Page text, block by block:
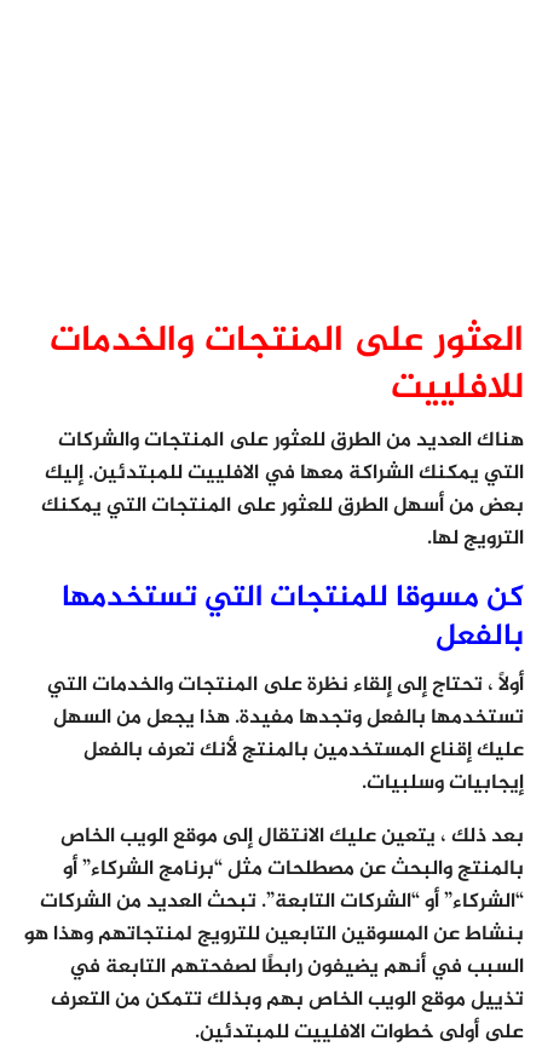
العثور على المنتجات والخدمات
للافلييت
هناك العديد من الطرق للعثور على المنتجات والشركات
التي يمكنك الشراكة معها في الافلييت للمبتدئين. إليك
بعض من أسهل الطرق للعثور على المنتجات التي يمكنك
الترويج لها.
كن مسوقا للمنتجات التي تستخدمها
بالفعل
أولاً ، تحتاج إلى إلقاء نظرة على المنتجات والخدمات التي
تستخدمها بالفعل وتجدها مفيدة. هذا يجعل من السهل
عليك إقناع المستخدمين بالمنتج لأنك تعرف بالفعل
إيجابيات وسلبيات.
بعد ذلك ، يتعين عليك الانتقال إلى موقع الويب الخاص
بالمنتج والبحث عن مصطلحات مثل “برنامج الشركاء” أو
“الشركاء” أو “الشركات التابعة”. تبحث العديد من الشركات
بنشاط عن المسوقين التابعين للترويج لمنتجاتهم وهذا هو
السبب في أنهم يضيفون رابطًا لصفحتهم التابعة في
تذييل موقع الويب الخاص بهم وبذلك تتمكن من التعرف
على أولى خطوات الافلييت للمبتدئين.